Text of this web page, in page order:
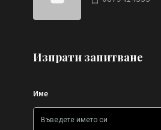
Изпрати запитване
Име